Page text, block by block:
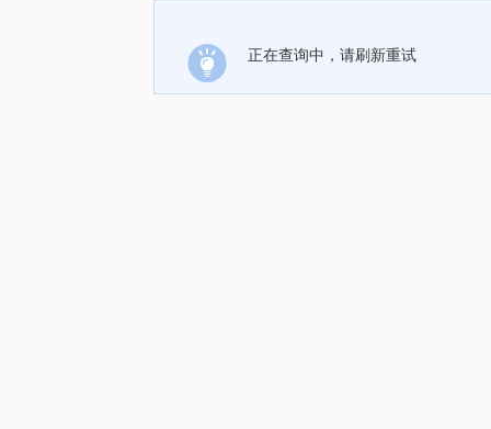
正在查询中，请刷新重试